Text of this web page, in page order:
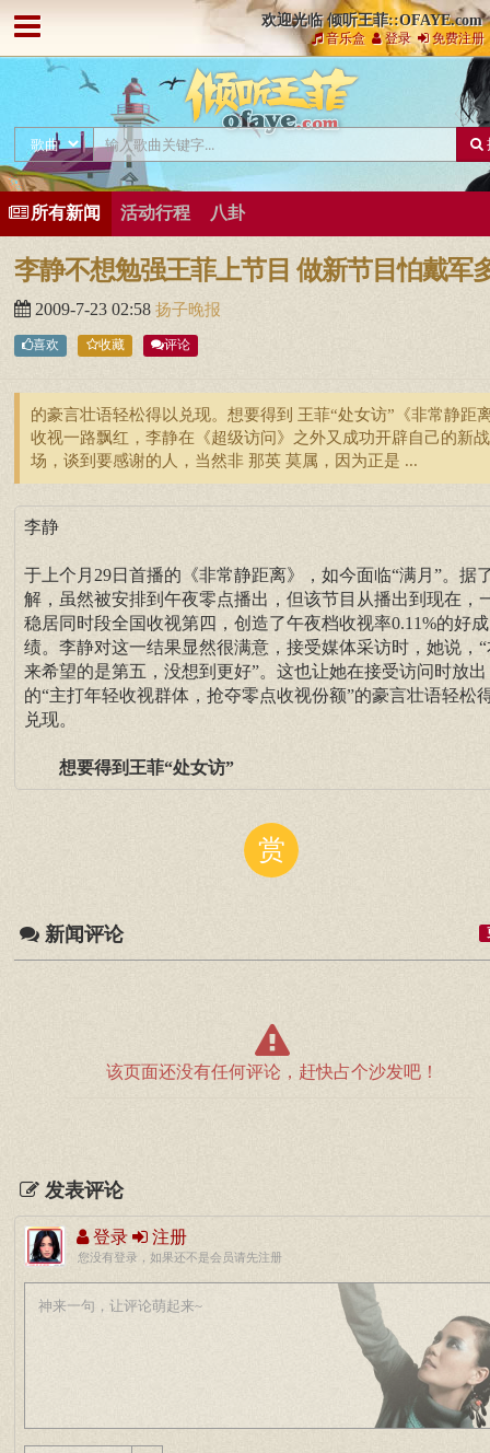
欢迎光临 倾听王菲::OFAYE.com
音乐盒 登录 免费注册
所有新闻 活动行程 八卦
李静不想勉强王菲上节目 做新节目怕戴军
2009-7-23 02:58 扬子晚报
喜欢 收藏 评论
的豪言壮语轻松得以兑现。想要得到 王菲“处女访”《非常静距
收视一路飘红，李静在《超级访问》之外又成功开辟自己的新战
场，谈到要感谢的人，当然非 那英 莫属，因为正是 ...
李静
于上个月29日首播的《非常静距离》，如今面临“满月”。据
解，虽然被安排到午夜零点播出，但该节目从播出到现在，
稳居同时段全国收视第四，创造了午夜档收视率0.11%的好成
绩。李静对这一结果显然很满意，接受媒体采访时，她说，“
来希望的是第五，没想到更好”。这也让她在接受访问时放出
的“主打年轻收视群体，抢夺零点收视份额”的豪言壮语轻松
兑现。
想要得到王菲“处女访”
赏
新闻评论
该页面还没有任何评论，赶快占个沙发吧！
发表评论
登录 注册
您没有登录，如果还不是会员请先注册